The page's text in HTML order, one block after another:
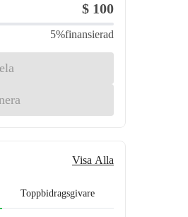
$ 100
5%finansierad
Visa Alla
Toppbidragsgivare